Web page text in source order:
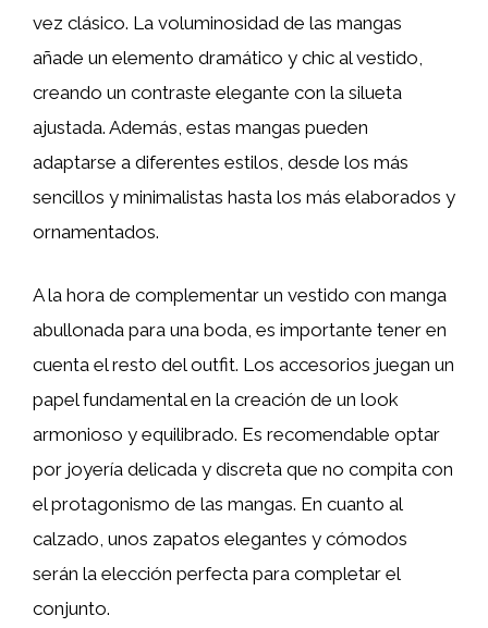
vez clásico. La voluminosidad de las mangas
añade un elemento dramático y chic al vestido,
creando un contraste elegante con la silueta
ajustada. Además, estas mangas pueden
adaptarse a diferentes estilos, desde los más
sencillos y minimalistas hasta los más elaborados y
ornamentados.
A la hora de complementar un vestido con manga
abullonada para una boda, es importante tener en
cuenta el resto del outfit. Los accesorios juegan un
papel fundamental en la creación de un look
armonioso y equilibrado. Es recomendable optar
por joyería delicada y discreta que no compita con
el protagonismo de las mangas. En cuanto al
calzado, unos zapatos elegantes y cómodos
serán la elección perfecta para completar el
conjunto.